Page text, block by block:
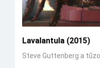
Lavalantula (2015)
Steve Guttenberg a